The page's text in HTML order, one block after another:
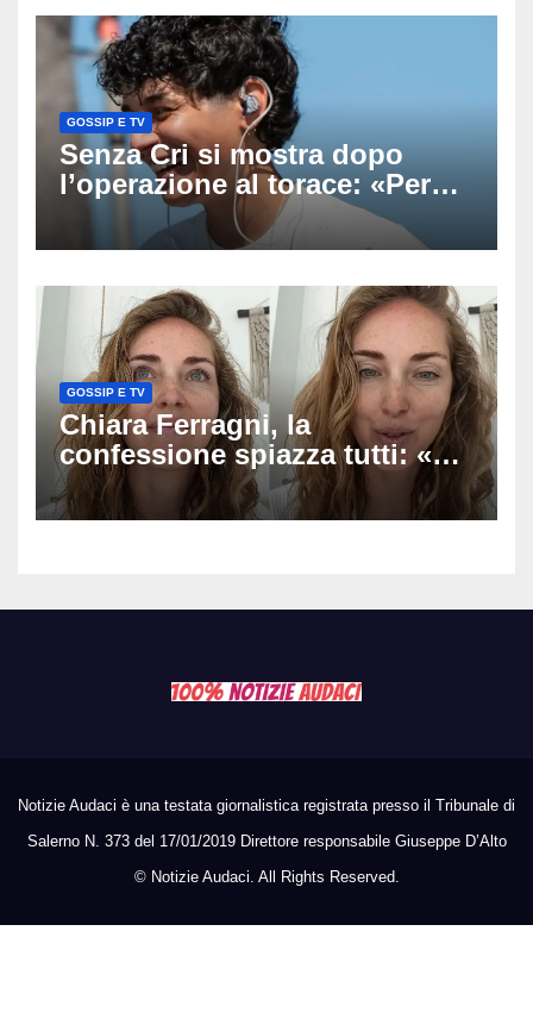
GOSSIP E TV
Senza Cri si mostra dopo
l’operazione al torace: «Per
anni mi sentivo in trappola», il
racconto sul difficile percorso
GOSSIP E TV
Chiara Ferragni, la
confessione spiazza tutti: «Un
mio ex voleva che mi rifacessi
il seno». Poi svela i ritocchi di
Notizie Audaci è una testata giornalistica registrata presso il Tribunale di
Salerno N. 373 del 17/01/2019 Direttore responsabile Giuseppe D’Alto
© Notizie Audaci. All Rights Reserved.